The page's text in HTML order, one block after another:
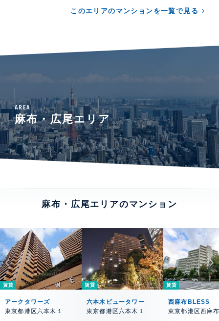
このエリアのマンションを一覧で見る
AREA
麻布・広尾エリア
麻布・広尾エリアのマンション
賃貸
アークタワーズ
東京都港区六本木１
賃貸
六本木ビュータワー
東京都港区六本木１
賃貸
西麻布BLESS
東京都港区西麻